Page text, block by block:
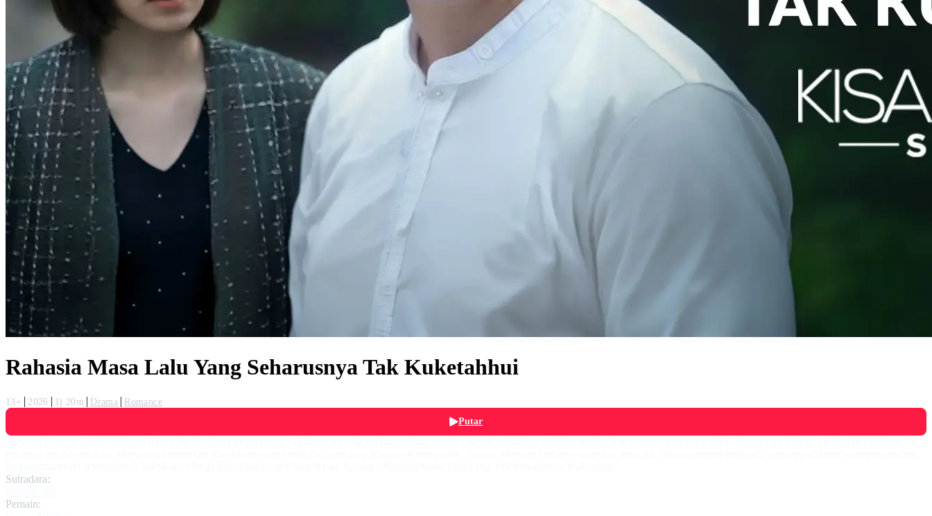
Rahasia Masa Lalu Yang Seharusnya Tak Kuketahhui
13+ 2026 1j 20m Drama
Romance
Putar
Sutradara:
Pemain: